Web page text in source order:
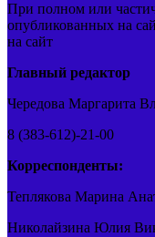
При полном или
опубликованных на
на сайт
Главный редактор
Чередова Маргарита
8 (383-612)-21-00
Корреспонденты:
Теплякова Марина
Николайзина Юлия